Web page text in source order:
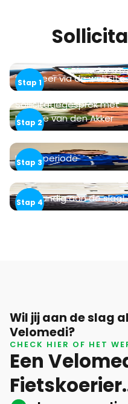
Sollicteer via de website
Sollicitatiegesprek met
Martine van den Akker
Inwerkperiode
Zelfstandig aan de slag!
Wil jij aan de slag
Velomedi?
CHECK HIER OF HET
Een